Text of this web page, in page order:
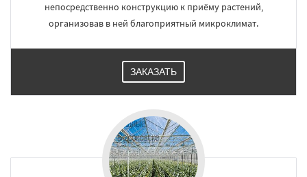
непосредственно конструкцию к приёму растений,
организовав в ней благоприятный микроклимат.
ЗАКАЗАТЬ